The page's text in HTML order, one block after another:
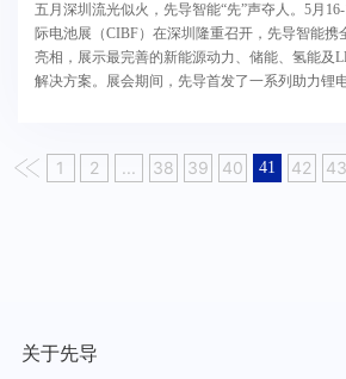
五月深圳流光似火，先导智能“先”声夺人。5月
际电池展（CIBF）在深圳隆重召开，先导智能携
亮相，展示最完善的新能源动力、储能、氢能及
解决方案。展会期间，先导首发了一系列助力锂
1 2 ... 38 39 40 41 42 43
关于先导